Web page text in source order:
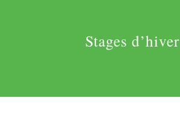
Stages d’hiver